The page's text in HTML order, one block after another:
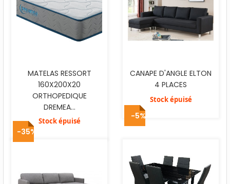
MATELAS RESSORT
160X200X20
ORTHOPEDIQUE
DREMEA...
Stock épuisé
CANAPE D'ANGLE ELTON
4 PLACES
Stock épuisé
-35%
-5%